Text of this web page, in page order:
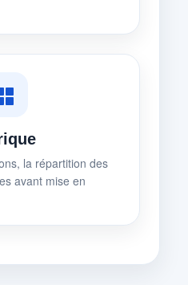
la répartition des
avant mise en